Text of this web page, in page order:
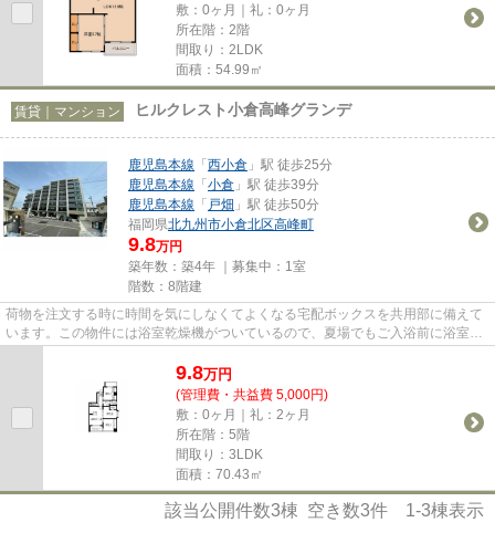
敷：0ヶ月｜礼：0ヶ月
所在階：2階
間取り：2LDK
面積：54.99㎡
賃貸｜マンション ヒルクレスト小倉高峰グランデ
鹿児島本線 「 西小倉 」駅 徒歩25分
鹿児島本線 「 小倉 」駅 徒歩39分
鹿児島本線 「 戸畑 」駅 徒歩50分
福岡県北九州市小倉北区高峰町
9.8万円
築年数：築4年 ｜募集中： 1室
階数：8階建
荷物を注文する時に時間を気にしなくてよくなる宅配ボックスを共用部に備えて
います。この物件には浴室乾燥機がついているので、夏場でもご入浴前に浴室を
9.8万円
(管理費・共益費 5,000円)
敷：0ヶ月｜礼：2ヶ月
所在階：5階
間取り：3LDK
面積：70.43㎡
該当公開件数3棟 空き数3件 1-3棟表示